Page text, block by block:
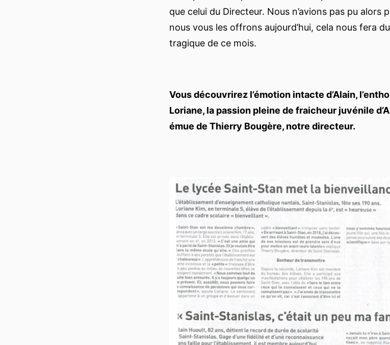
que celui du Directeur. Nous n’avions pas pu alors
nous vous les offrons aujourd’hui, cela nous fera
tragique de ce mois.
Vous découvrirez l’émotion intacte d’Alain,
Loriane, la passion pleine de fraicheur juvénile
émue de Thierry Bougère, notre directeur.